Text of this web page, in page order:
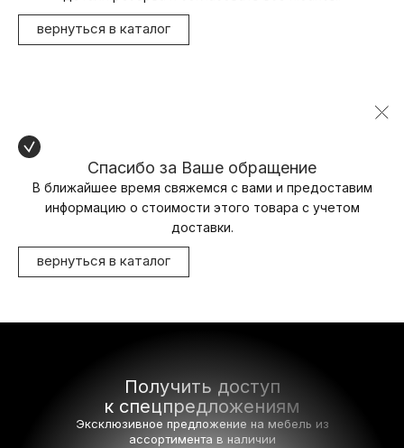
вернуться в каталог
Спасибо за Ваше обращение
В ближайшее время свяжемся с вами и предоставим
информацию о стоимости этого товара с учетом
доставки.
вернуться в каталог
Получить доступ
к спецпредложениям
Эксклюзивное предложение на мебель из
ассортимента в наличии